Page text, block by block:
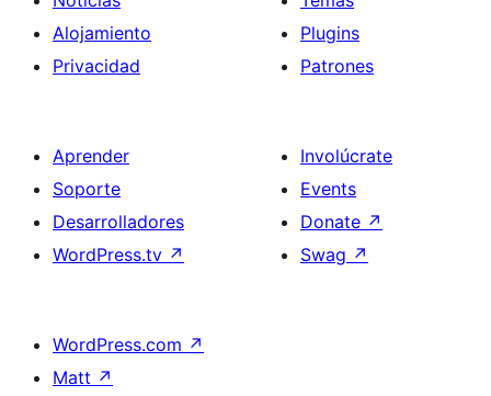
Alojamiento
Privacidad
Plugins
Patrones
Aprender
Soporte
Desarrolladores
WordPress.tv ↗
Involúcrate
Events
Donate ↗
Swag ↗
WordPress.com ↗
Matt ↗